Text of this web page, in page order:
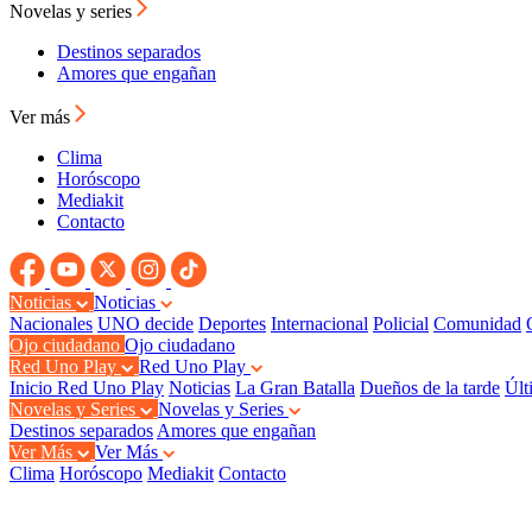
Novelas y series
Destinos separados
Amores que engañan
Ver más
Clima
Horóscopo
Mediakit
Contacto
Noticias
Noticias
Nacionales UNO decide Deportes Internacional Policial Comunidad
Ojo ciudadano Ojo ciudadano
Red Uno Play
Red Uno Play
Inicio Red Uno Play Noticias La Gran Batalla Dueños de la tarde
Novelas y Series
Novelas y Series
Destinos separados Amores que engañan
Ver Más
Ver Más
Clima Horóscopo Mediakit Contacto